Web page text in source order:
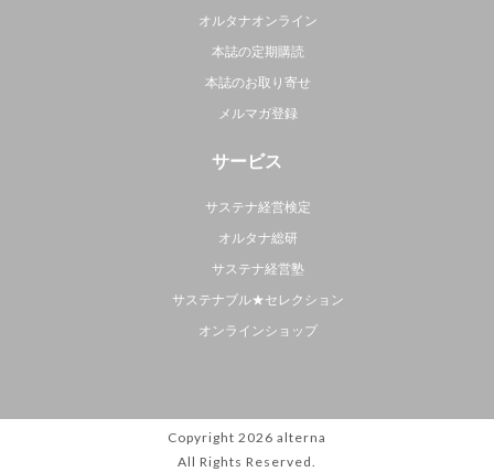
オルタナオンライン
本誌の定期購読
本誌のお取り寄せ
メルマガ登録
サービス
サステナ経営検定
オルタナ総研
サステナ経営塾
サステナブル★セレクション
オンラインショップ
Copyright 2026 alterna
All Rights Reserved.